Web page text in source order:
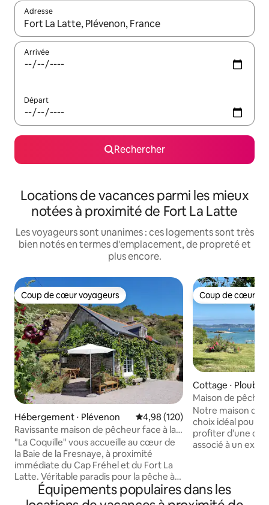
Adresse
Lorsque les résultats s'affichent, utilisez les flèches vers le
Arrivée
Départ
Rechercher
Locations de vacances parmi les mieux
notées à proximité de Fort La Latte
Les voyageurs sont unanimes : ces logements sont très
bien notés en termes d'emplacement, de propreté et
plus encore.
Coup de cœur voyageurs
Coup de cœur voyageurs
Hébergement ⋅ Plévenon Évaluation moyenne sur la
4,98 (120)
Ravissante maison de pêcheur face à la
mer
"La Coquille" vous accueille au cœur de
la Baie de la Fresnaye, à proximité
immédiate du Cap Fréhel et du Fort La
Latte. Véritable paradis pour la pêche à
pied, les promenades et randonnées, les
cerfs-volants et les activités nautiques,
Coup de cœur
Coup de cœur
Cottage ⋅
Maison de
mer 💙
Notre maison de
choix idéal pour
profiter d’une
associé à un
sud, et bénéficie
exceptionnel et
Équipements populaires dans les